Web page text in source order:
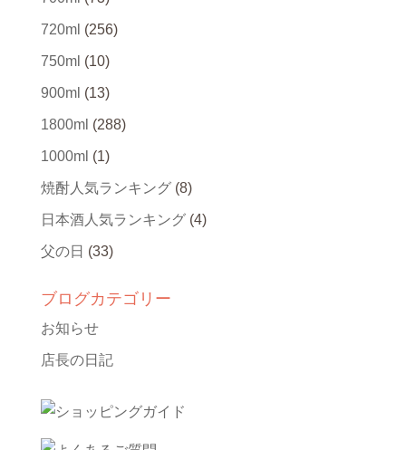
720ml (256)
750ml (10)
900ml (13)
1800ml (288)
1000ml (1)
焼酎人気ランキング (8)
日本酒人気ランキング (4)
父の日 (33)
ブログカテゴリー
お知らせ
店長の日記